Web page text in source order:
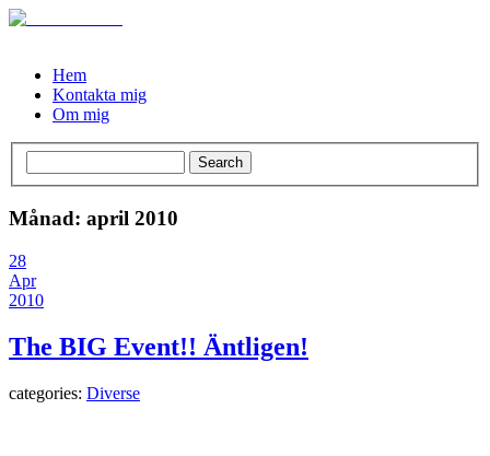
Hem
Kontakta mig
Om mig
Månad: april 2010
28
Apr
2010
The BIG Event!! Äntligen!
categories: Diverse